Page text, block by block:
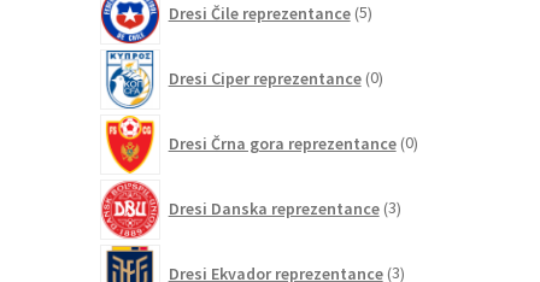
Dresi Čile reprezentance 5izdelkov
Dresi Ciper reprezentance 0izdelkov
Dresi Črna gora reprezentance 0izdelkov
Dresi Danska reprezentance 3izdelki
Dresi Ekvador reprezentance 3